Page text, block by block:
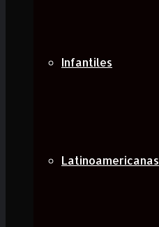
Infantiles
Latinoamericanas